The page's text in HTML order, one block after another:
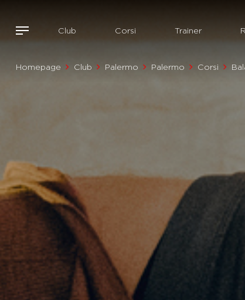
Club Corsi Trainer
Homepage Club Palermo Palermo Corsi